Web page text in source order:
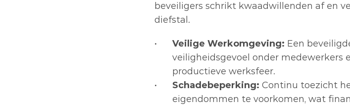
beveiligers schrikt kwaadwillenden af en
diefstal.
Veilige Werkomgeving: Een
veiligheidsgevoel onder medewerkers
productieve werksfeer.
Schadebeperking: Continu toezicht
eigendommen te voorkomen, wat